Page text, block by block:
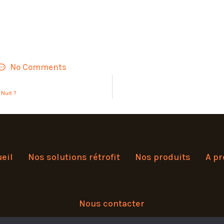
No Comments
?
Nos solutions rétrofit Nos produits A
Nous contacter